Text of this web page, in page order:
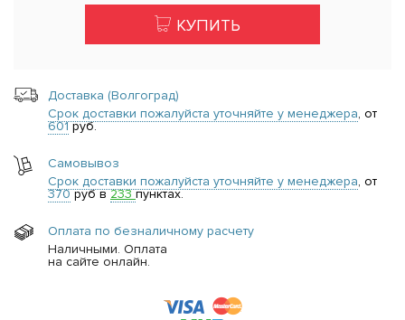
КУПИТЬ
Доставка (Волгоград)
Срок доставки пожалуйста уточняйте у менеджера, от
601руб.
Самовывоз
Срок доставки пожалуйста уточняйте у менеджера, от
370руб в233пунктах.
Оплата по безналичному расчету
Наличными. Оплата
на сайте онлайн.